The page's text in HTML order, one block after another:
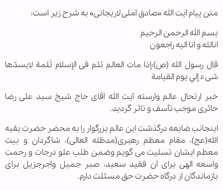
متن پیام آیت الله «صادق آملی لاریجانی» به شرح زیر است:
بسم الله الرحمن الرحیم
انالله و انا الیه راجعون
قال رسول الله (ص):إذا مات العالم ثلم فی الإسلام ثَلمة لایسدّها
شیء إلي یوم القیامة
خبر ارتحال عالم وارسته آیت الله آقای حاج شیخ سید علی رضا
حائری موجب تأسف و تاثر گردید.
اینجانب ضایعه درگذشت این عالم بزرگوار را به محضر حضرت بقیه
الله(عج)، مقام معظم رهبری(مدظله العالی)، شاگردان و بیت
معظم ایشان تسلیت می گویم وضمن طلب علو درجات و رحمت
واسعه الهی برای آن فقید سعید، صبر جمیل واجرجزیل برای
بازماندگان از درگاه حضرت حق مسئلت دارم.